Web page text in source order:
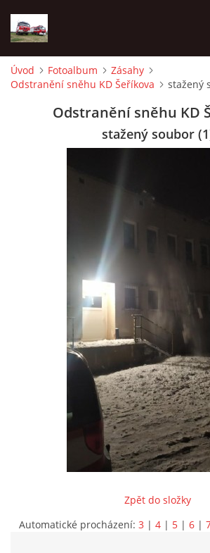
TECHNIKA
INFORMACE
Úvod Fotoalbum
Zásahy
Odstranění sněhu KD Šeříkova
stažený
Odstranění sněhu KD
stažený soubor
Zpět do složky
Automatické procházení: 3 | 4 | 5 | 6 |